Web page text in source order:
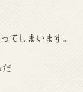
てしまいます。
だ